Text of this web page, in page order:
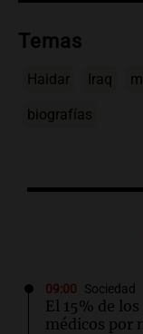
Temas
Haidar Iraq
biografías
09:00 Sociedad
El 15% de
médicos por